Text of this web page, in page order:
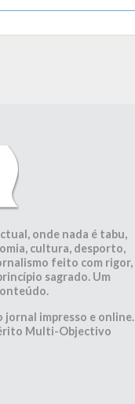
onde nada é tabu,
cultura, desporto,
feito com rigor,
sagrado. Um
impresso e online.
Multi-Objectivo